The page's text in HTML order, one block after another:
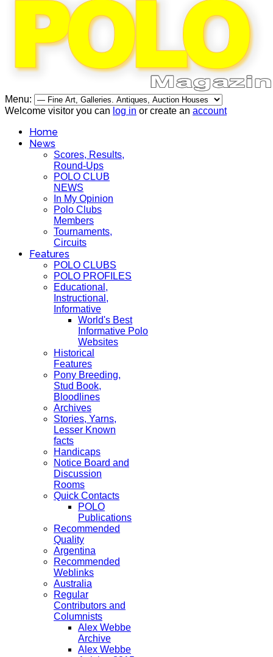
Menu:
Welcome visitor you can log in or create an account
Home
News
Scores, Results,
Round-Ups
POLO CLUB
NEWS
In My Opinion
Polo Clubs
Members
Tournaments,
Circuits
Features
POLO CLUBS
POLO PROFILES
Educational,
Instructional,
Informative
World's Best
Informative Polo
Websites
Historical
Features
Pony Breeding,
Stud Book,
Bloodlines
Archives
Stories, Yarns,
Lesser Known
facts
Handicaps
Notice Board and
Discussion
Rooms
Quick Contacts
POLO
Publications
Recommended
Quality
Argentina
Recommended
Weblinks
Australia
Regular
Contributors and
Columnists
Alex Webbe
Archive
Alex Webbe